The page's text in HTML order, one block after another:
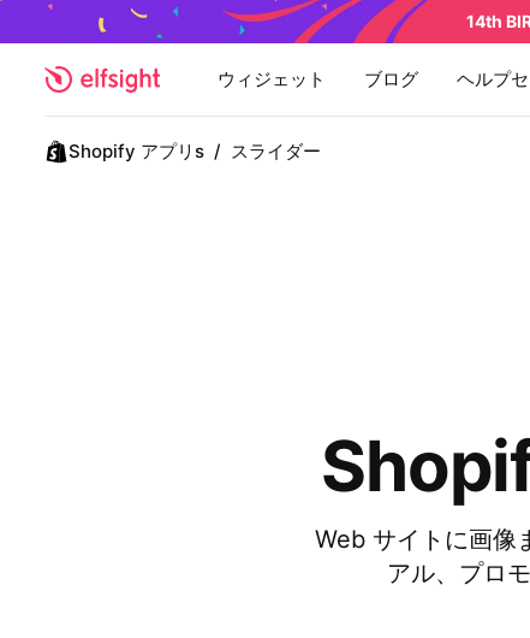
14th
ウィジェット ブログ ヘルプ
Shopify アプリs / スライダー
Web サイトに画像
アル、プロ